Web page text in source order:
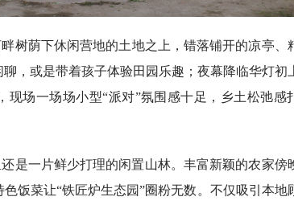
树荫下休闲营地的土地之上，错落铺开的凉亭、
，或是带着孩子体验田园乐趣；夜幕降临华灯初
现场一场场小型“派对”氛围感十足，乡土松弛感
是一片鲜少打理的闲置山林。丰富新颖的农家傍
饭菜让“铁匠炉生态园”圈粉无数。不仅吸引本地